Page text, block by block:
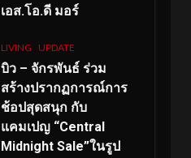
เอส.โอ.ดี มอร์
LIVING UPDATE
บิว – จักรพันธ์ ร่วม
สร้างปรากฏการณ์การ
ช้อปสุดสนุก กับ
แคมเปญ “Central
Midnight Sale”ในรูป